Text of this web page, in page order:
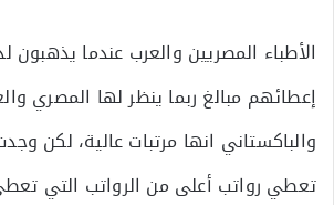
الأطباء المصريين والعرب عندما يذهبون
إعطائهم مبالغ ربما ينظر لها المصري
والباكستاني انها مرتبات عالية، لكن
تعطي رواتب أعلى من الرواتب التي